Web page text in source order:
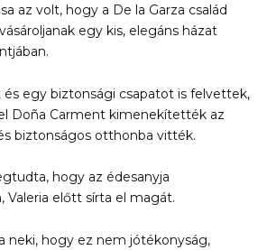
az volt, hogy a De la Garza család
egy kis, elegáns házat
egy biztonsági csapatot is felvettek,
Doña Carment kimenekítették az
biztonságos otthonba vitték.
hogy az édesanyja
Valeria előtt sírta el magát.
neki, hogy ez nem jótékonyság,